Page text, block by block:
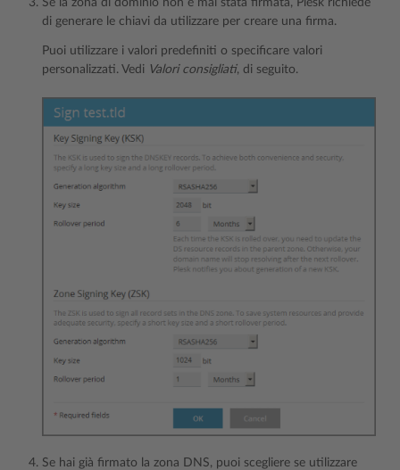
di generare le chiavi da utilizzare per creare una firma.
Puoi utilizzare i valori predefiniti o specificare valori
personalizzati. Vedi Valori consigliati, di seguito.
Se hai già firmato la zona DNS, puoi scegliere se utilizzare